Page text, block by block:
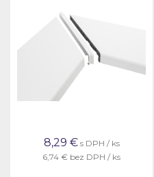
8,29 € s DPH / ks
6,74 € bez DPH / ks